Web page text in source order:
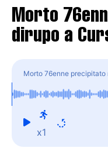
Morto
dirupo a
Morto 76enne precipitato
x1